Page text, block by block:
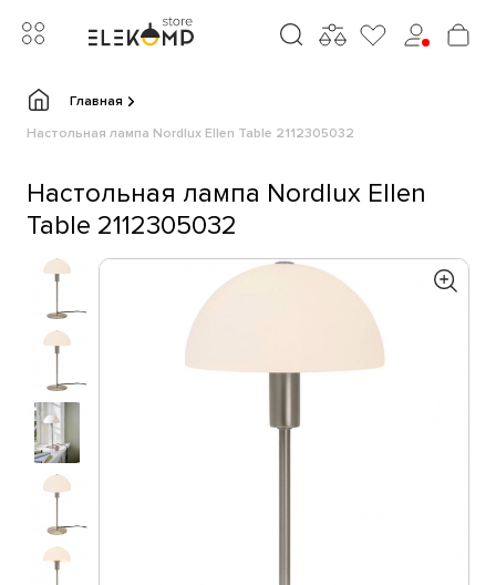
Главная
Настольная лампа Nordlux Ellen Table 2112305032
Настольная лампа Nordlux Ellen
Table 2112305032